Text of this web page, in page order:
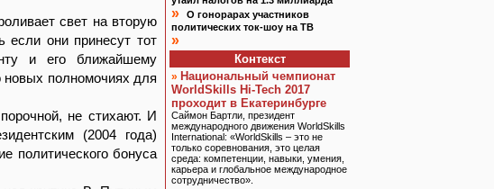
свет на вторую
они принесут тот
и его ближайшему
полномочиях для
не стихают. И
(2004 года)
политического бонуса
»
О гонорарах участников
политических ток-шоу на ТВ
»
Контекст
» Национальный чемпионат
WorldSkills Hi-Tech 2017
проходит в Екатеринбурге
Саймон Бартли, президент
международного движения WorldSkills
International: «WorldSkills – это не
только соревнования, это целая
среда: компетенции, навыки, умения,
карьера и глобальное международное
сотрудничество».